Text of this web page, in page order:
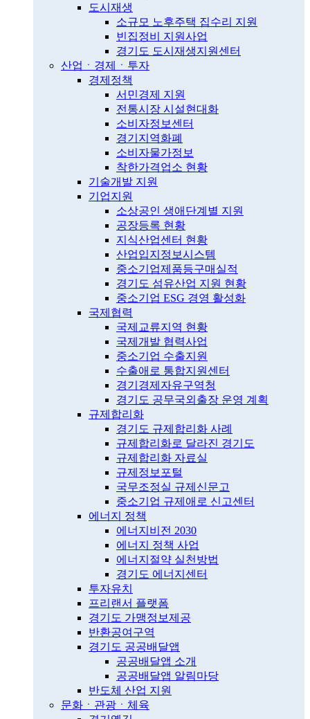
도시재생
소규모 노후주택 집수리 지원
빈집정비 지원사업
경기도 도시재생지원센터
산업ㆍ경제ㆍ투자
경제정책
서민경제 지원
전통시장 시설현대화
소비자정보센터
경기지역화폐
소비자물가정보
착한가격업소 현황
기술개발 지원
기업지원
소상공인 생애단계별 지원
공장등록 현황
지식산업센터 현황
산업입지정보시스템
중소기업제품등구매실적
경기도 섬유산업 지원 현황
중소기업 ESG 경영 활성화
국제협력
국제교류지역 현황
국제개발 협력사업
중소기업 수출지원
수출애로 통합지원센터
경기경제자유구역청
경기도 공무국외출장 운영 계획
규제합리화
경기도 규제합리화 사례
규제합리화로 달라진 경기도
규제합리화 자료실
규제정보포털
국무조정실 규제신문고
중소기업 규제애로 신고센터
에너지 정책
에너지비전 2030
에너지 정책 사업
에너지절약 실천방법
경기도 에너지센터
투자유치
프리랜서 플랫폼
경기도 가맹정보제공
반환공여구역
경기도 공공배달앱
공공배달앱 소개
공공배달앱 알림마당
반도체 산업 지원
문화ㆍ관광ㆍ체육